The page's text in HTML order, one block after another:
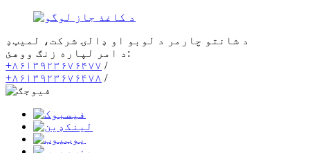
د شانتو چارمر د لوبو او ډالۍ شرکت، لمیټډ
د امر لپاره زنګ ووهئ:
+۸۶۱۳۹۲۳۶۷۶۴۷۷ /
+۸۶۱۳۹۲۳۶۷۶۴۷۸ /